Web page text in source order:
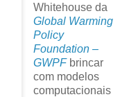
Whitehouse da
Global Warming
Policy
Foundation ‒
GWPF brincar
com modelos
computacionais